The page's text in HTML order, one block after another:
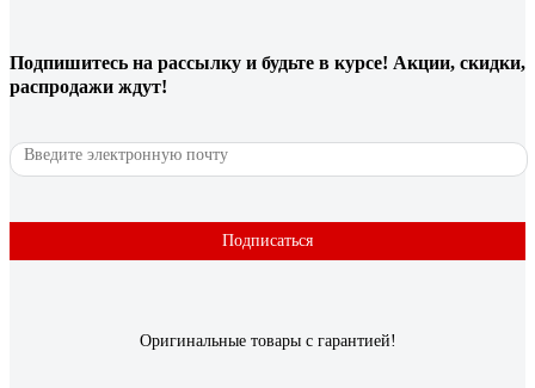
Подпишитесь на рассылку и будьте в курсе! Акции, скидки,
распродажи ждут!
Подписаться
Оригинальные товары с гарантией!